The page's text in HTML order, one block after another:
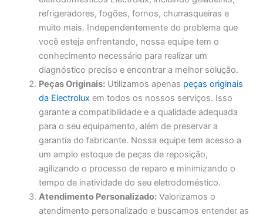
refrigeradores, fogões, fornos, churrasqueiras e
muito mais. Independentemente do problema que
você esteja enfrentando, nossa equipe tem o
conhecimento necessário para realizar um
diagnóstico preciso e encontrar a melhor solução.
Peças Originais: Utilizamos apenas peças originais
da Electrolux em todos os nossos serviços. Isso
garante a compatibilidade e a qualidade adequada
para o seu equipamento, além de preservar a
garantia do fabricante. Nossa equipe tem acesso a
um amplo estoque de peças de reposição,
agilizando o processo de reparo e minimizando o
tempo de inatividade do seu eletrodoméstico.
Atendimento Personalizado: Valorizamos o
atendimento personalizado e buscamos entender as